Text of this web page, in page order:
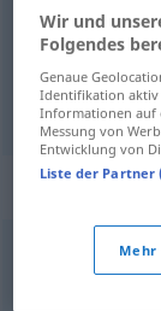
抱起[bàoqǐ]
讥笑[jīxiào]
erwischen,
Wir und
Folgendes
Genaue
Identifikation
Informationen auf
Messung von
Entwicklung von
Liste der Partner
Mehr